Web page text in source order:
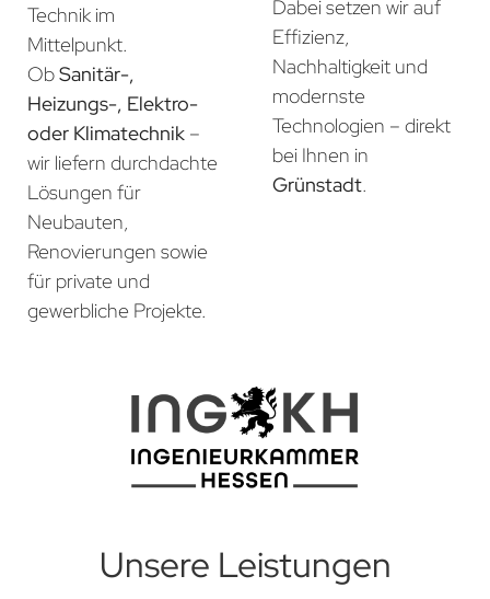
Technik im
Mittelpunkt.
ObSanitär-,
Heizungs-, Elektro-
oder Klimatechnik –
wir liefern durchdachte
Lösungen für
Neubauten,
Renovierungen sowie
für private und
gewerbliche Projekte.
Dabei setzen wir auf
Effizienz,
Nachhaltigkeit und
modernste
Technologien – direkt
bei Ihnen in
Grünstadt.
Unsere Leistungen